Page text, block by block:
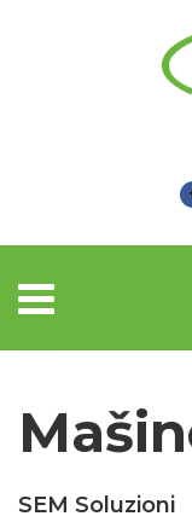
SEM Soluzioni